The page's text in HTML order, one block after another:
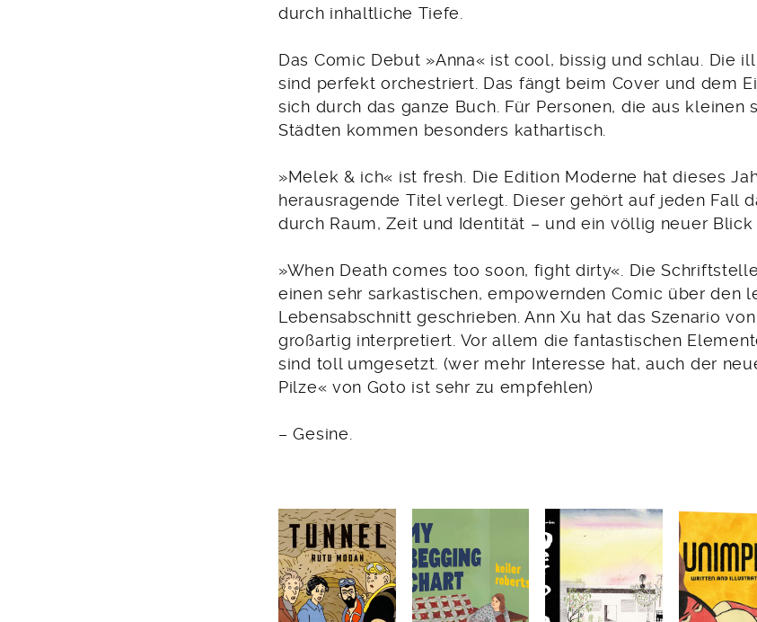
durch inhaltliche Tiefe.
Das Comic Debut »Anna« ist cool, bissig und schlau. Die
sind perfekt orchestriert. Das fängt beim Cover und dem
sich durch das ganze Buch. Für Personen, die aus kleinen
Städten kommen besonders kathartisch.
»Melek & ich« ist fresh. Die Edition Moderne hat dieses
herausragende Titel verlegt. Dieser gehört auf jeden Fall
durch Raum, Zeit und Identität – und ein völlig neuer Blick
»When Death comes too soon, fight dirty«. Die
einen sehr sarkastischen, empowernden Comic über den
Lebensabschnitt geschrieben. Ann Xu hat das Szenario
großartig interpretiert. Vor allem die fantastischen
sind toll umgesetzt. (wer mehr Interesse hat, auch der
Pilze« von Goto ist sehr zu empfehlen)
– Gesine.